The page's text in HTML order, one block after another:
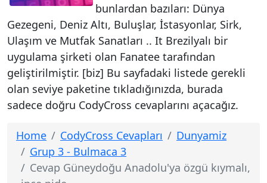
bunlardan bazıları: Dünya
Gezegeni, Deniz Altı, Buluşlar, İstasyonlar, Sirk,
Ulaşım ve Mutfak Sanatları .. It Brezilyalı bir
uygulama şirketi olan Fanatee tarafından
geliştirilmiştir. [biz] Bu sayfadaki listede gerekli
olan seviye paketine tıkladığınızda, burada
sadece doğru CodyCross cevaplarını açacağız.
Home CodyCross Cevapları
Dunyamiz
Grup 3 - Bulmaca 3
Cevap Güneydoğu Anadolu'ya özgü kıymalı,